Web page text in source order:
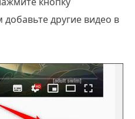
добавьте другие видео в